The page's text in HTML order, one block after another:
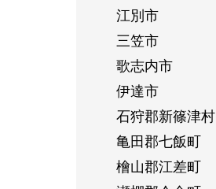
江別市
三笠市
歌志内市
伊達市
石狩郡新篠津村
亀田郡七飯町
檜山郡江差町